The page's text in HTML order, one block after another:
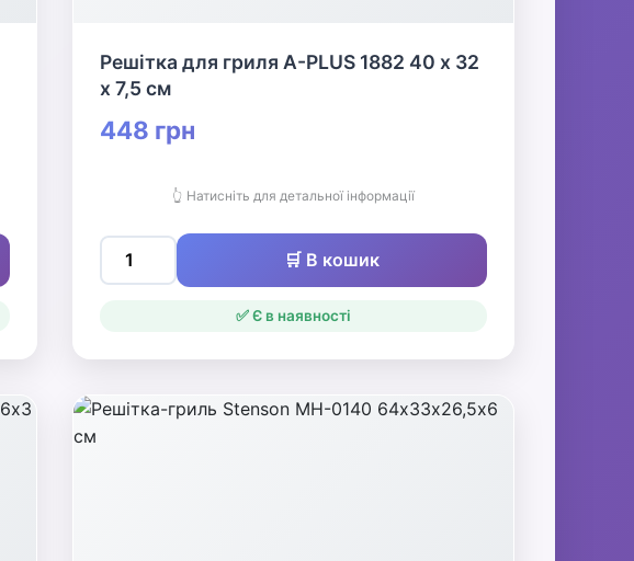
Решітка для гриля A-PLUS 1882 40 х 32
х 7,5 см
448 грн
👆 Натисніть для детальної інформації
🛒 В кошик
✅ Є в наявності